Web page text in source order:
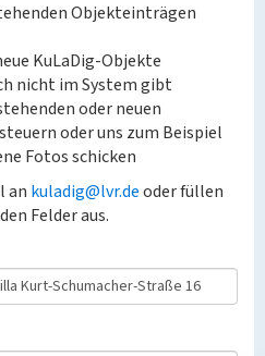
Objekteinträgen
KuLaDig-Objekte
nicht im System gibt
oder neuen
oder uns zum Beispiel
Fotos schicken
an kuladig@lvr.deoder füllen
Felder aus.